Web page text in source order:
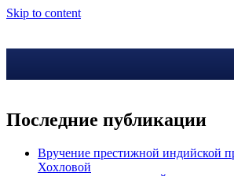
Skip to content
Последние публикации
Вручение престижной индийской
Хохловой